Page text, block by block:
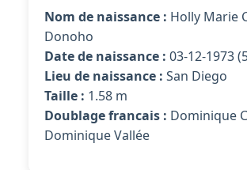
Nom de naissance : Holly Marie
Donoho
Date de naissance : 03-12-1973
Lieu de naissance : San Diego
Taille : 1.58 m
Doublage francais : Dominique
Dominique Vallée